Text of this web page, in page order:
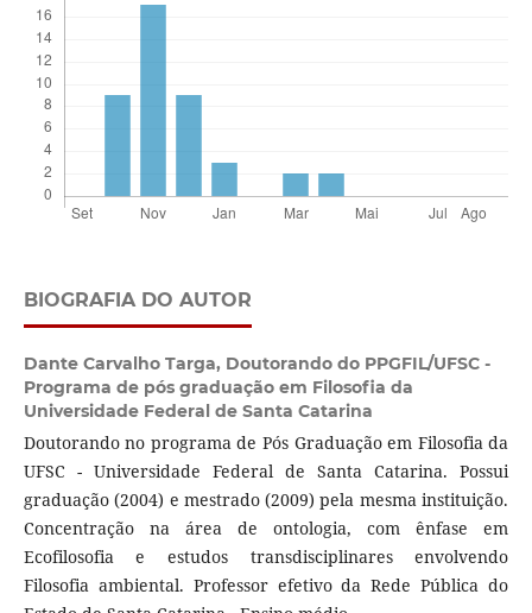
BIOGRAFIA DO AUTOR
Dante Carvalho Targa, Doutorando do PPGFIL/UFSC -
Programa de pós graduação em Filosofia da
Universidade Federal de Santa Catarina
Doutorando no programa de Pós Graduação em Filosofia da
UFSC - Universidade Federal de Santa Catarina. Possui
graduação (2004) e mestrado (2009) pela mesma instituição.
Concentração na área de ontologia, com ênfase em
Ecofilosofia e estudos transdisciplinares envolvendo
Filosofia ambiental. Professor efetivo da Rede Pública do